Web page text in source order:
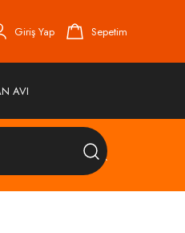
Giriş Yap Sepetim
AVI
ÜRÜN